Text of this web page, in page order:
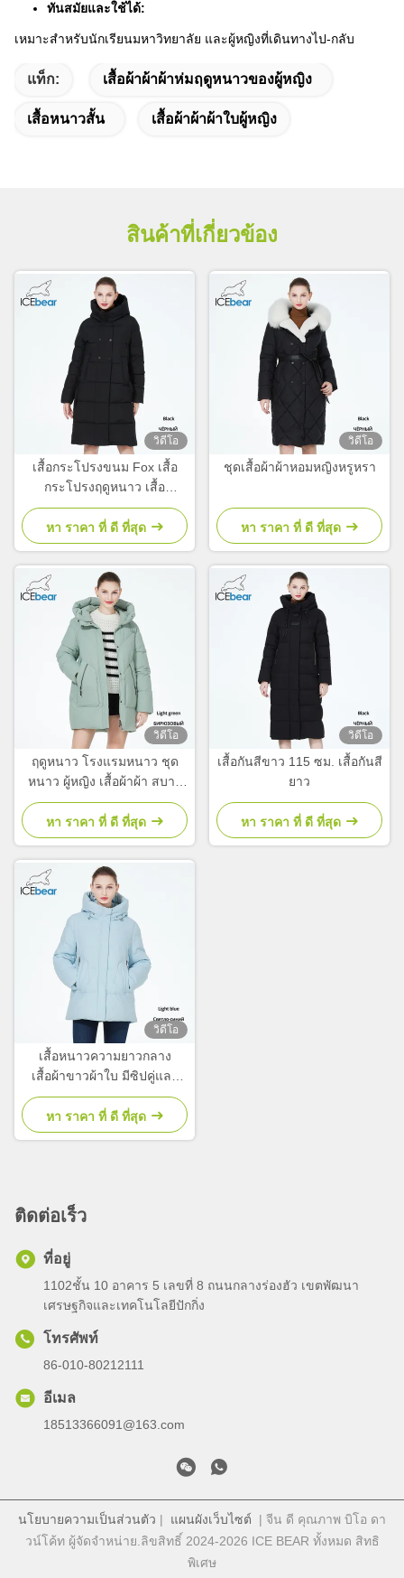
ทันสมัยและใช้ได้:
เหมาะสําหรับนักเรียนมหาวิทยาลัย และผู้หญิงที่เดินทางไป-กลับ
แท็ก: เสื้อผ้าผ้าผ้าห่มฤดูหนาวของผู้หญิง
เสื้อหนาวสั้น เสื้อผ้าผ้าผ้าใบผู้หญิง
สินค้าที่เกี่ยวข้อง
วิดีโอ
เสื้อกระโปรงขนม Fox เสื้อ
กระโปรงฤดูหนาว เสื้อ
กระโปรงขนมคลาสสิก
หา ราคา ที่ ดี ที่สุด
วิดีโอ
ชุดเสื้อผ้าผ้าหอมหญิงหรูหรา
หา ราคา ที่ ดี ที่สุด
วิดีโอ
ฤดูหนาว โรงแรมหนาว ชุด
หนาว ผู้หญิง เสื้อผ้าผ้า สบาย
อบอุ่นสําหรับฤดูหนาว
หา ราคา ที่ ดี ที่สุด
วิดีโอ
เสื้อกันสีขาว 115 ซม. เสื้อกันสี
ยาว
หา ราคา ที่ ดี ที่สุด
วิดีโอ
เสื้อหนาวความยาวกลาง
เสื้อผ้าขาวผ้าใบ มีซิปคู่และ
หมวกติด
หา ราคา ที่ ดี ที่สุด
ติดต่อเร็ว
ที่อยู่
1102ชั้น 10 อาคาร 5 เลขที่ 8 ถนนกลางร่องฮัว เขตพัฒนา
เศรษฐกิจและเทคโนโลยีปักกิ่ง
โทรศัพท์
86-010-80212111
อีเมล
18513366091@163.com
นโยบายความเป็นส่วนตัว | แผนผังเว็บไซต์ | จีน ดี คุณภาพ บิโอ ดา
วน์โค้ท ผู้จัดจําหน่าย.ลิขสิทธิ์ 2024-2026 ICE BEAR ทั้งหมด สิทธิ
พิเศษ